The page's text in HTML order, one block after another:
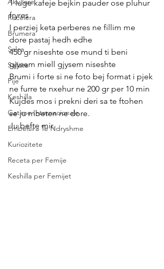
Recelera
Brumera
Salca
Sallata
Pije
Keshilla
Gatime Internacionale
Embelsira Te Ndryshme
Kuriozitete
Receta per Femije
Keshilla per Femijet
1 luge kafeje bejkin pauder ose pluhur
fryres
I perziej keta perberes ne fillim me
dore pastaj hedh edhe
450 gr niseshte ose mund ti beni
gjysem miell gjysem niseshte
Brumi i forte si ne foto bej format i pjek
ne furre te nxehur ne 200 gr per 10 min
Kujdes mos i prekni deri sa te ftohen
se ju mbeten ne dore.
Ju befte mir.